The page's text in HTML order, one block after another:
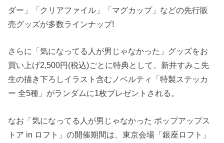
ダー」「クリアファイル」「マグカップ」などの先行販
売グッズが多数ラインナップ!
さらに「気になってる人が男じゃなかった」グッズをお
買い上げ2,500円(税込)ごとに特典として、新井すみこ先
生の描き下ろしイラスト含むノベルティ「特製ステッカ
ー 全5種」がランダムに1枚プレゼントされる。
なお「気になってる人が男じゃなかった ポップアップス
トア in ロフト」の開催期間は、東京会場「銀座ロフト」